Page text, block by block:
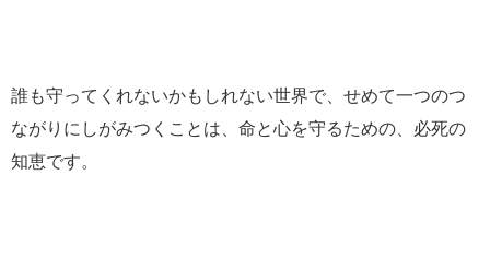
誰も守ってくれないかもしれない世界で、せめて一つのつ
ながりにしがみつくことは、命と心を守るための、必死の
知恵です。